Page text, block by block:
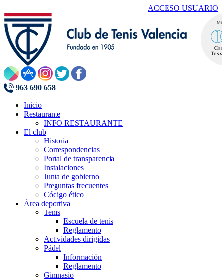
ACCESO USUARIO
963 690 658
Inicio
Restaurante
INFO RESTAURANTE
El club
Historia
Correspondencias
Portal de transparencia
Instalaciones
Junta de gobierno
Preguntas frecuentes
Código ético
Área deportiva
Tenis
Escuela de tenis
Reglamento
Actividades dirigidas
Pádel
Información
Reglamento
Gimnasio